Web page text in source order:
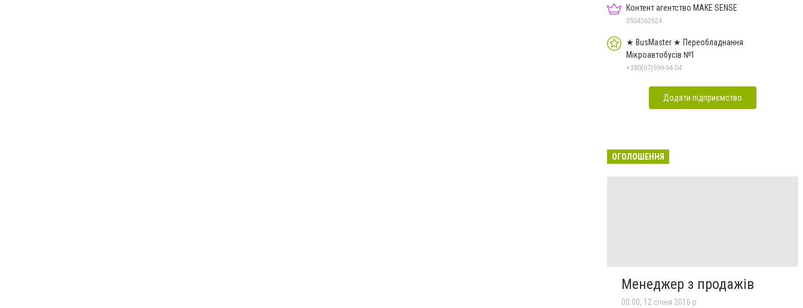
Контент агентство MAKE SENSE
0504262624
★ BusMaster ★ Переобладнання
Мікроавтобусів №1
+380(67)599-04-04
Додати підприємство
ОГОЛОШЕННЯ
Менеджер з продажів
00:00, 12 січня 2016 р.